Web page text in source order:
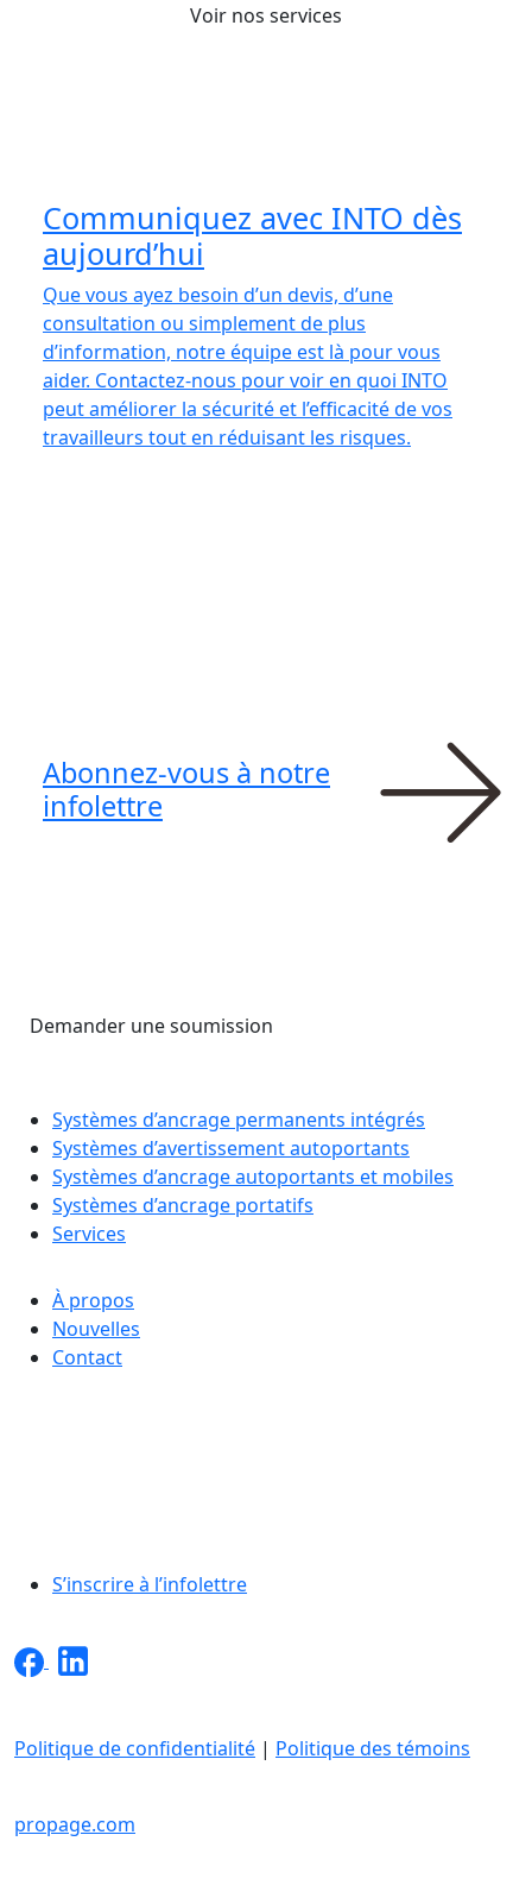
Voir nos services
Communiquez avec INTO dès
aujourd’hui
Que vous ayez besoin d’un devis, d’une
consultation ou simplement de plus
d’information, notre équipe est là pour vous
aider. Contactez-nous pour voir en quoi INTO
peut améliorer la sécurité et l’efficacité de vos
travailleurs tout en réduisant les risques.
Abonnez-vous à notre
infolettre
S’inscrire à l’infolettre
Politique de confidentialité | Politique des témoins
propage.com
Systèmes d’ancrage permanents intégrés
Systèmes d’avertissement autoportants
Systèmes d’ancrage autoportants et mobiles
Systèmes d’ancrage portatifs
Services
À propos
Nouvelles
Contact
Demander une soumission